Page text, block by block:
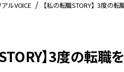
アルVOICE 【私の転職STORY】3度の
】3度の転